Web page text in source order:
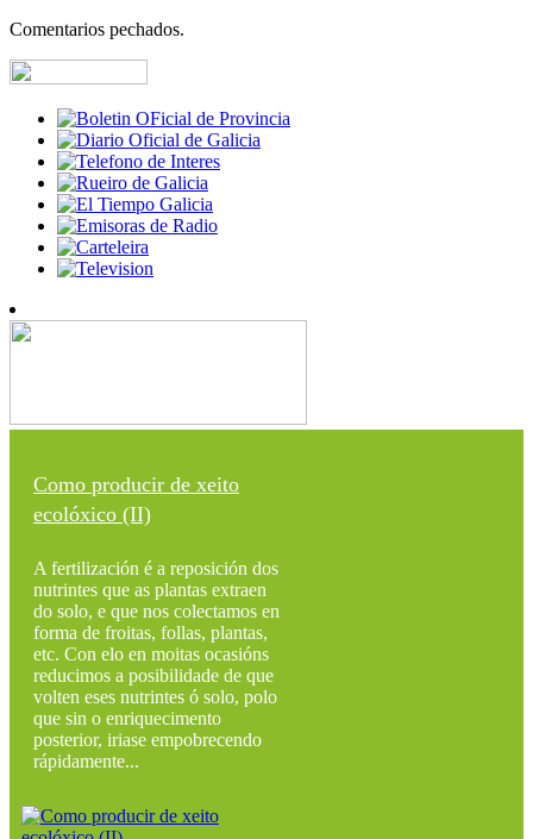
Comentarios pechados.
Como producir de xeito
ecolóxico (II)
A fertilización é a reposición dos
nutrintes que as plantas extraen
do solo, e que nos colectamos en
forma de froitas, follas, plantas,
etc. Con elo en moitas ocasións
reducimos a posibilidade de que
volten eses nutrintes ó solo, polo
que sin o enriquecimento
posterior, iriase empobrecendo
rápidamente...